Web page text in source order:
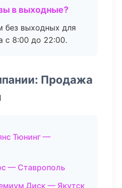
в выходные?
без выходных для
с 8:00 до 22:00.
Продажа
Тюнинг —
— Ставрополь
Диск — Якутск